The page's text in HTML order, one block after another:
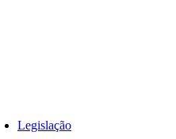
Legislação